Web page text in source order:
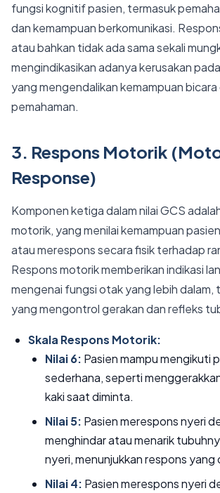
fungsi kognitif pasien, termasuk
dan kemampuan berkomunikasi.
atau bahkan tidak ada sama sekali
mengindikasikan adanya kerusakan
yang mengendalikan kemampuan bicara
pemahaman.
3. Respons Motorik
Response)
Komponen ketiga dalam nilai GCS
motorik, yang menilai kemampuan
atau merespons secara fisik terhadap
Respons motorik memberikan indikasi
mengenai fungsi otak yang lebih dalam,
yang mengontrol gerakan dan refleks
Skala Respons Motorik:
Nilai 6: Pasien mampu mengikuti
sederhana, seperti
kaki saat diminta.
Nilai 5: Pasien merespons nyeri
menghindar atau menarik
nyeri, menunjukkan respons yang
Nilai 4: Pasien merespons nyeri